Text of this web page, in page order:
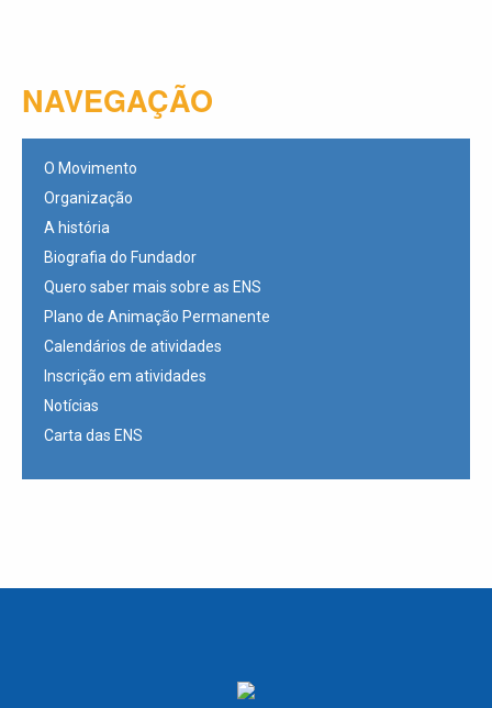
NAVEGAÇÃO
O Movimento
Organização
A história
Biografia do Fundador
Quero saber mais sobre as ENS
Plano de Animação Permanente
Calendários de atividades
Inscrição em atividades
Notícias
Carta das ENS